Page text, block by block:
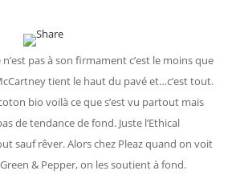
pas à son firmament c’est le moins que
tient le haut du pavé et…c’est tout.
bio voilà ce que s’est vu partout mais
de tendance de fond. Juste l’Ethical
sauf rêver. Alors chez Pleaz quand on voit
& Pepper, on les soutient à fond.